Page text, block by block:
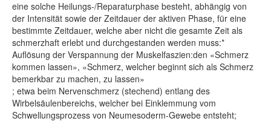
eine solche Heilungs-/Reparaturphase besteht, abhängig von
der Intensität sowie der Zeitdauer der aktiven Phase, für eine
bestimmte Zeitdauer, welche aber nicht die gesamte Zeit als
schmerzhaft erlebt und durchgestanden werden muss:*
Auflösung der Verspannung der Muskelfaszien:den «Schmerz
kommen lassen», «Schmerz, welcher beginnt sich als Schmerz
bemerkbar zu machen, zu lassen»
; etwa beim Nervenschmerz (stechend) entlang des
Wirbelsäulenbereichs, welcher bei Einklemmung vom
Schwellungsprozess von Neumesoderm-Gewebe entsteht;